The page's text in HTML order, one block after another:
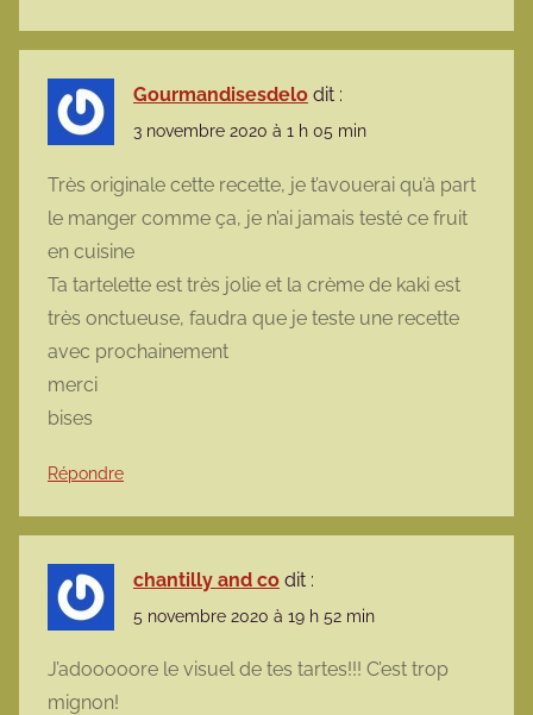
Gourmandisesdelo dit :
3 novembre 2020 à 1 h 05 min
Très originale cette recette, je t’avouerai qu’à part
le manger comme ça, je n’ai jamais testé ce fruit
en cuisine
Ta tartelette est très jolie et la crème de kaki est
très onctueuse, faudra que je teste une recette
avec prochainement
merci
bises
Répondre
chantilly and co dit :
5 novembre 2020 à 19 h 52 min
J’adooooore le visuel de tes tartes!!! C’est trop
mignon!